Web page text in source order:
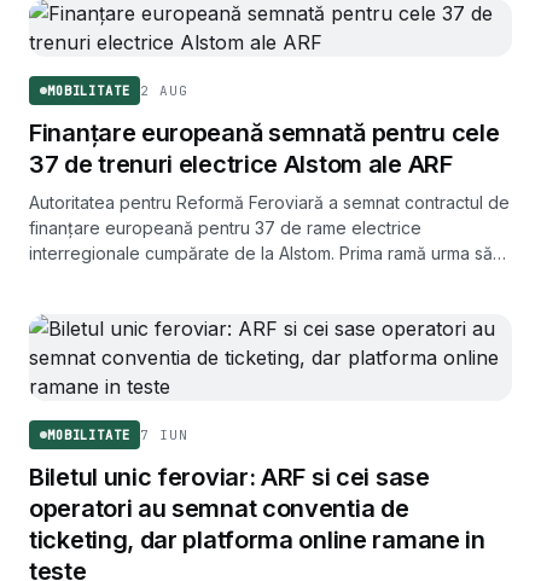
MOBILITATE 2 AUG
Finanțare europeană semnată pentru cele
37 de trenuri electrice Alstom ale ARF
Autoritatea pentru Reformă Feroviară a semnat contractul de
finanțare europeană pentru 37 de rame electrice
interregionale cumpărate de la Alstom. Prima ramă urma să
MOBILITATE 7 IUN
Biletul unic feroviar: ARF si cei sase
operatori au semnat conventia de
ticketing, dar platforma online ramane in
teste